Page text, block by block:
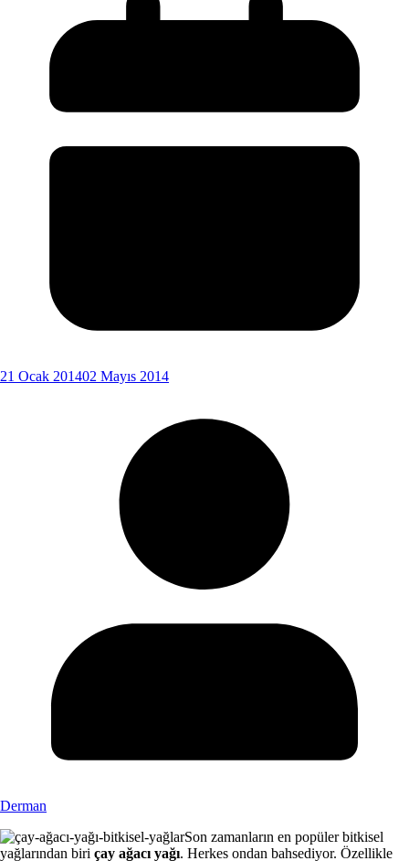
21 Ocak 201402 Mayıs 2014
Derman
Son zamanların en popüler bitkisel
yağlarından biri çay ağacı yağı. Herkes ondan bahsediyor. Özellikle